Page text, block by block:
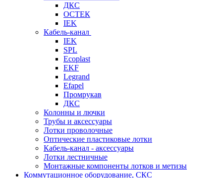
ДКС
ОСТЕК
IEK
Кабель-канал
IEK
SPL
Ecoplast
EKF
Legrand
Efapel
Промрукав
ДКС
Колонны и лючки
Трубы и аксессуары
Лотки проволочные
Оптические пластиковые лотки
Кабель-канал - аксессуары
Лотки лестничные
Монтажные компоненты лотков и метизы
Коммутационное оборудование, СКС